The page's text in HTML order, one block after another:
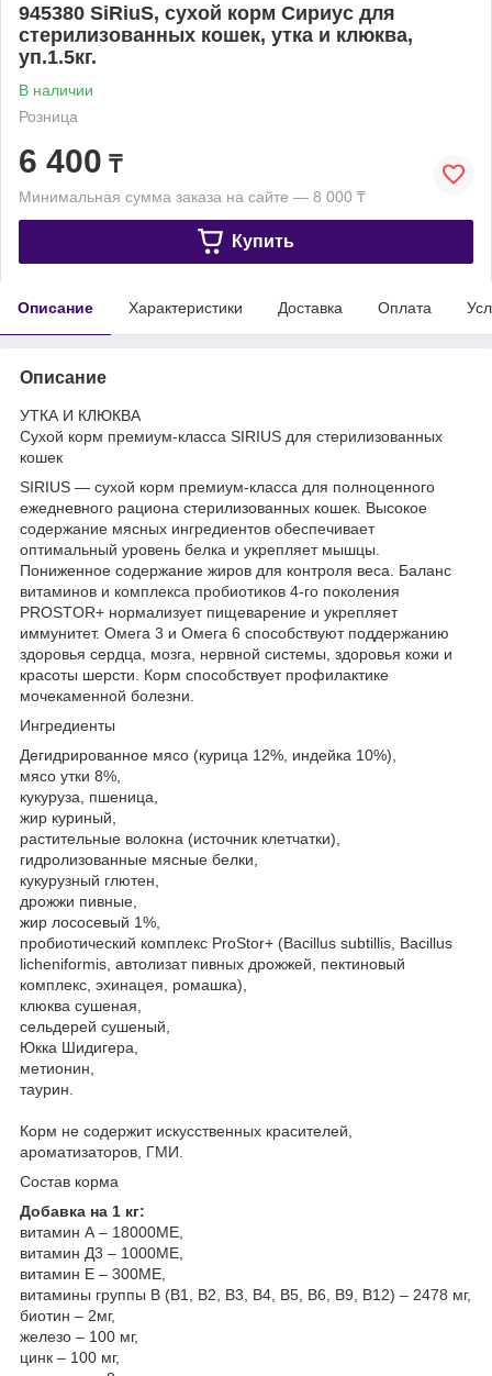
945380 SiRiuS, сухой корм Сириус для
стерилизованных кошек, утка и клюква,
уп.1.5кг.
В наличии
Розница
6 400 ₸
Минимальная сумма заказа на сайте — 8 000 ₸
Купить
Описание Характеристики Доставка Оплата
Описание
УТКА И КЛЮКВА
Сухой корм премиум-класса SIRIUS для стерилизованных
кошек
SIRIUS — сухой корм премиум-класса для полноценного
ежедневного рациона стерилизованных кошек. Высокое
содержание мясных ингредиентов обеспечивает
оптимальный уровень белка и укрепляет мышцы.
Пониженное содержание жиров для контроля веса. Баланс
витаминов и комплекса пробиотиков 4-го поколения
PROSTOR+ нормализует пищеварение и укрепляет
иммунитет. Омега 3 и Омега 6 способствуют поддержанию
здоровья сердца, мозга, нервной системы, здоровья кожи и
красоты шерсти. Корм способствует профилактике
мочекаменной болезни.
Ингредиенты
Дегидрированное мясо (курица 12%, индейка 10%),
мясо утки 8%,
кукуруза, пшеница,
жир куриный,
растительные волокна (источник клетчатки),
гидролизованные мясные белки,
кукурузный глютен,
дрожжи пивные,
жир лососевый 1%,
пробиотический комплекс ProStor+ (Bacillus subtillis, Bacillus
licheniformis, автолизат пивных дрожжей, пектиновый
комплекс, эхинацея, ромашка),
клюква сушеная,
сельдерей сушеный,
Юкка Шидигера,
метионин,
таурин.
Корм не содержит искусственных красителей,
ароматизаторов, ГМИ.
Состав корма
Добавка на 1 кг:
витамин А – 18000МЕ,
витамин Д3 – 1000МЕ,
витамин Е – 300МЕ,
витамины группы В (В1, В2, В3, В4, В5, В6, В9, В12) – 2478 мг,
биотин – 2мг,
железо – 100 мг,
цинк – 100 мг,